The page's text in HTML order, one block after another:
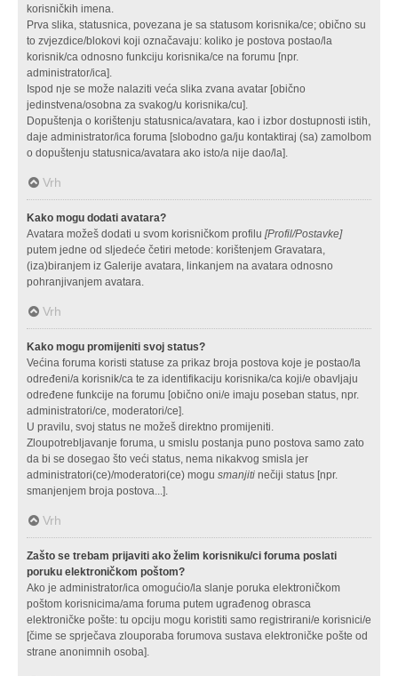
korisničkih imena.
Prva slika, statusnica, povezana je sa statusom korisnika/ce; obično su
to zvjezdice/blokovi koji označavaju: koliko je postova postao/la
korisnik/ca odnosno funkciju korisnika/ce na forumu [npr.
administrator/ica].
Ispod nje se može nalaziti veća slika zvana avatar [obično
jedinstvena/osobna za svakog/u korisnika/cu].
Dopuštenja o korištenju statusnica/avatara, kao i izbor dostupnosti istih,
daje administrator/ica foruma [slobodno ga/ju kontaktiraj (sa) zamolbom
o dopuštenju statusnica/avatara ako isto/a nije dao/la].
Vrh
Kako mogu dodati avatara?
Avatara možeš dodati u svom korisničkom profilu [Profil/Postavke]
putem jedne od sljedeće četiri metode: korištenjem Gravatara,
(iza)biranjem iz Galerije avatara, linkanjem na avatara odnosno
pohranjivanjem avatara.
Vrh
Kako mogu promijeniti svoj status?
Većina foruma koristi statuse za prikaz broja postova koje je postao/la
određeni/a korisnik/ca te za identifikaciju korisnika/ca koji/e obavljaju
određene funkcije na forumu [obično oni/e imaju poseban status, npr.
administratori/ce, moderatori/ce].
U pravilu, svoj status ne možeš direktno promijeniti.
Zloupotrebljavanje foruma, u smislu postanja puno postova samo zato
da bi se dosegao što veći status, nema nikakvog smisla jer
administratori(ce)/moderatori(ce) mogu smanjiti nečiji status [npr.
smanjenjem broja postova...].
Vrh
Zašto se trebam prijaviti ako želim korisniku/ci foruma poslati
poruku elektroničkom poštom?
Ako je administrator/ica omogućio/la slanje poruka elektroničkom
poštom korisnicima/ama foruma putem ugrađenog obrasca
elektroničke pošte: tu opciju mogu koristiti samo registrirani/e korisnici/e
[čime se sprječava zlouporaba forumova sustava elektroničke pošte od
strane anonimnih osoba].